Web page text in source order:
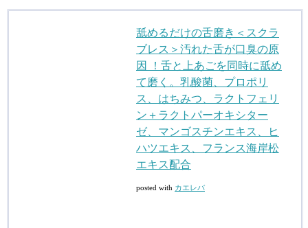
舐めるだけの舌磨き＜スクラ
ブレス＞汚れた舌が口臭の原
因 ！舌と上あごを同時に舐め
て磨く。乳酸菌、プロポリ
ス、はちみつ、ラクトフェリ
ン＋ラクトパーオキシター
ゼ、マンゴスチンエキス、ヒ
ハツエキス、フランス海岸松
エキス配合
posted with カエレバ